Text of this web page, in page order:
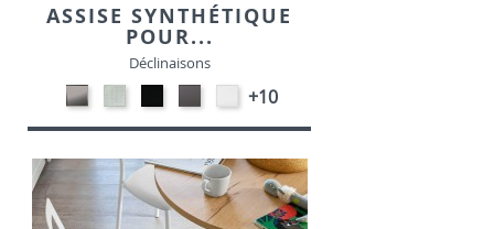
ASSISE SYNTHÉTIQUE
POUR...
Déclinaisons
CARBON
LOOK-
SIMILI
ALU-
SIMILI
NOIR-
SIMILI
GRIS-
SIMILI
EKOS
BLANC-
SIMILI
+10